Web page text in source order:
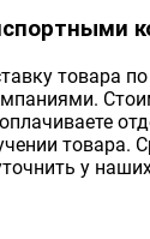
товара
товара.
у